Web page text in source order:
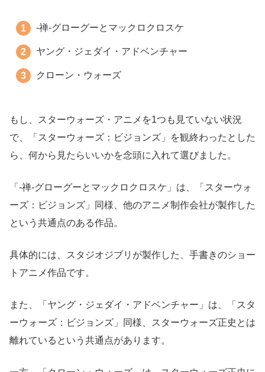
-禅-グローグーとマックロクロスケ
ヤング・ジェダイ・アドベンチャー
クローン・ウォーズ
もし、スターウォーズ・アニメを1つも見ていない状況
で、「スターウォーズ：ビジョンズ」を観終わったとした
ら、何から見たらいいかを念頭に入れて選びました。
「-禅-グローグーとマックロクロスケ」は、「スターウォ
ーズ：ビジョンズ」同様、他のアニメ制作会社が製作した
という共通点のある作品。
具体的には、スタジオジブリが製作した、手書きのショー
トアニメ作品です。
また、「ヤング・ジェダイ・アドベンチャー」は、「スタ
ーウォーズ：ビジョンズ」同様、スターウォーズ正史とは
離れているという共通点があります。